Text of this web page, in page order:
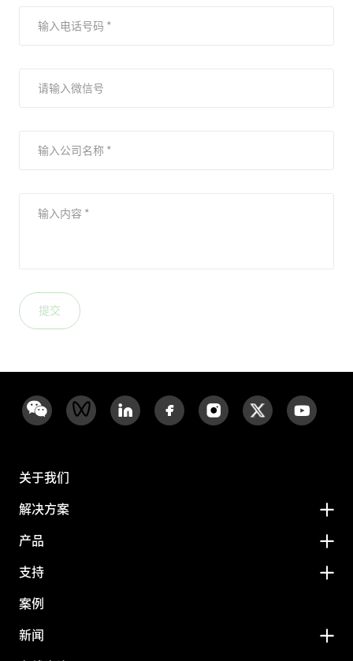
输入电话号码 *
请输入微信号
输入公司名称 *
输入内容 *
提交
关于我们
解决方案
产品
支持
案例
新闻